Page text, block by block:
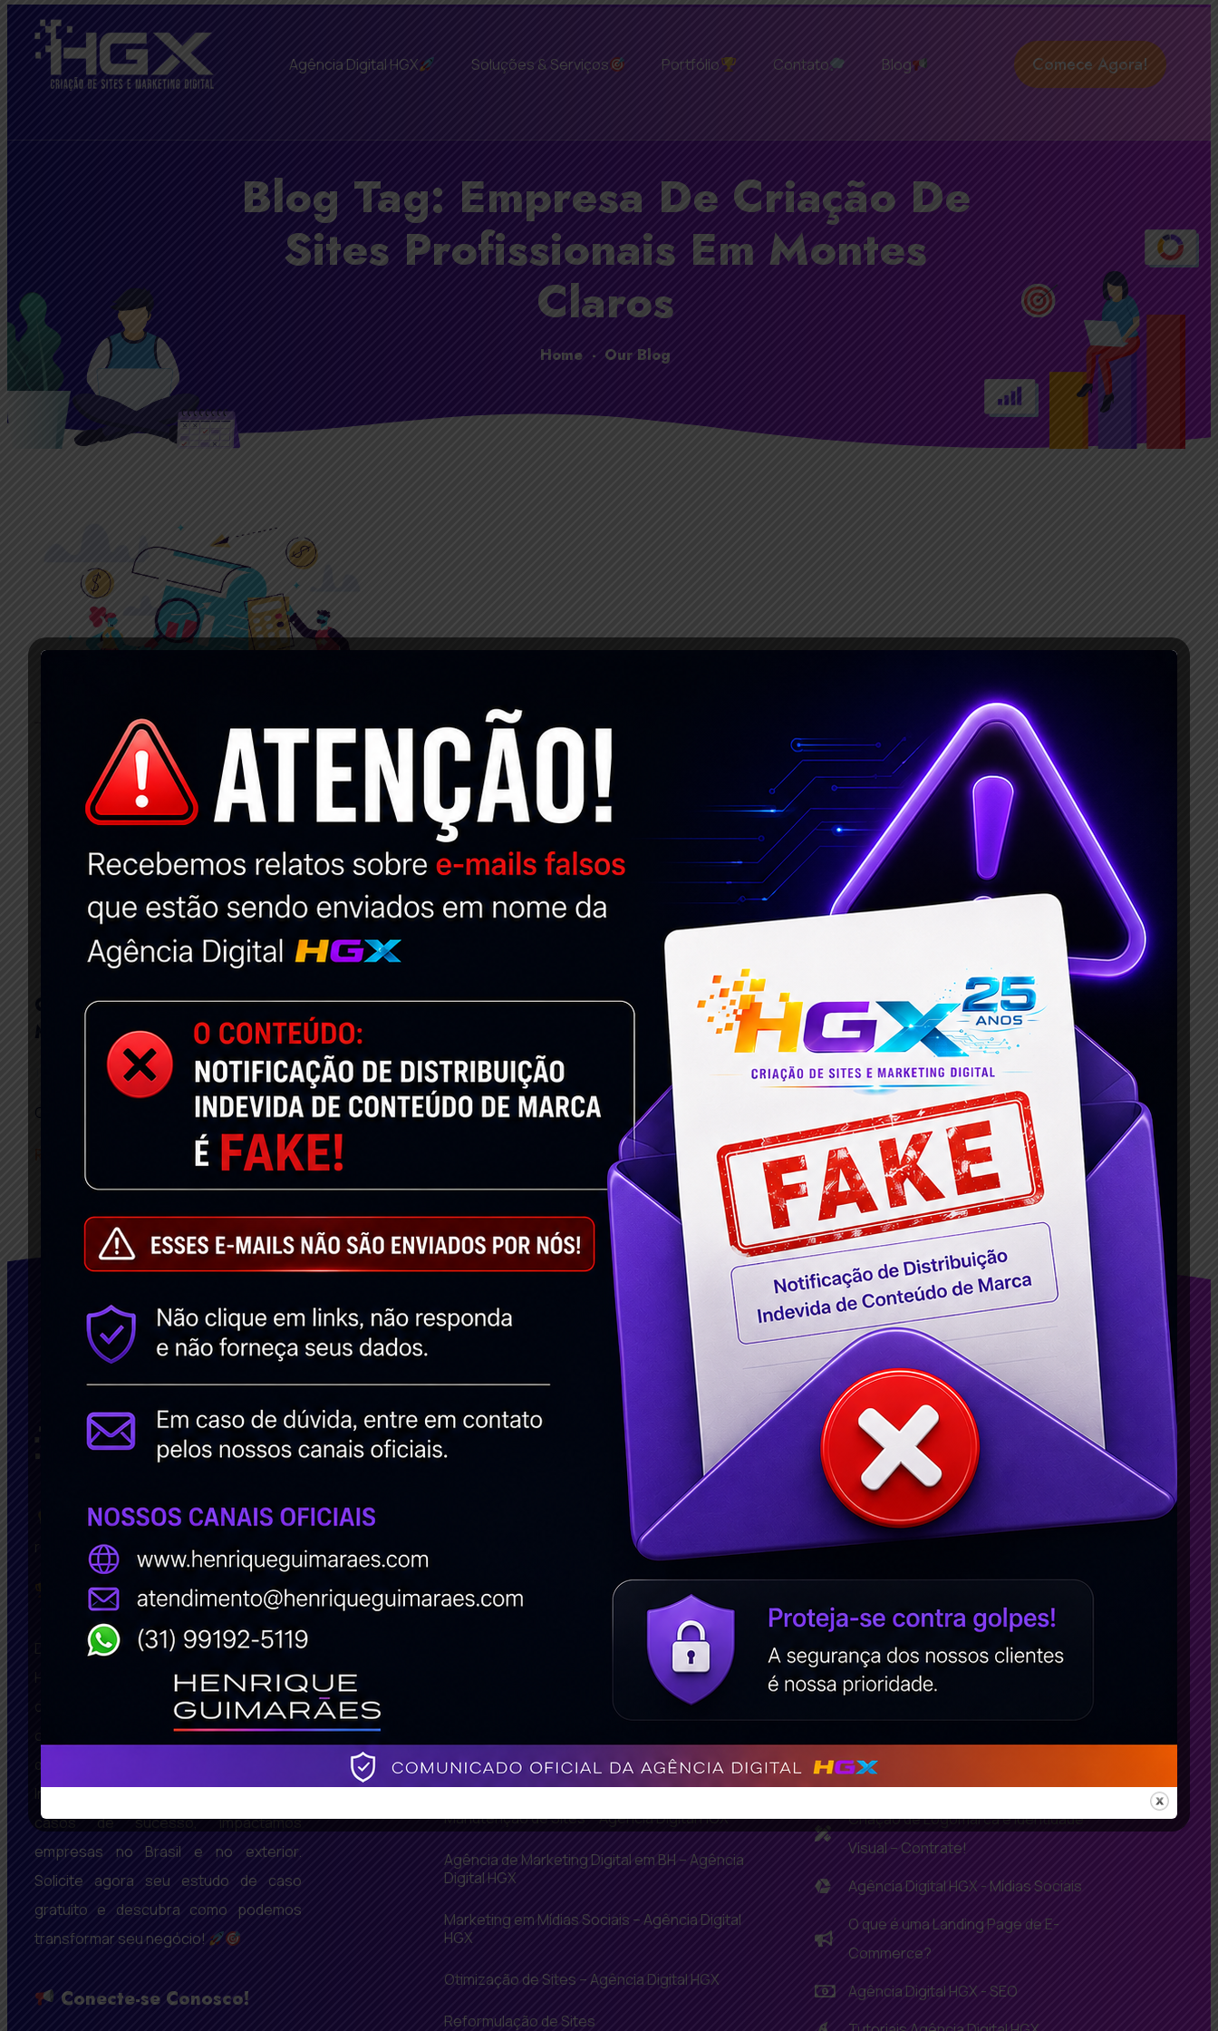
Agência Digital HGX Soluções & Serviços Portfólio Contato Blog Comece Agora!
Blog Tag: Empresa De Criação De
Sites Profissionais Em Montes
Claros
Home - Our Blog
Criação De Sites Profissionais Em
Montes Claros – MG
15 de junho de 2020 Nenhum comentário
Criação de Sites Profissionais em Montes Claros – MG
Facebook Twitter Email WhatsApp Telegram
Transformamamos suas ideias em
resultados!! Escreva para nós:
sucesso@henriqueguimaraes.com
Desde 2008, somos referência em Belo
Horizonte, São Paulo, Rio De Janeiro,
oferecendo soluções inovadoras em
criação de sites BH bem avaliados, SEO
de Alta Performance e Marketing Digital
Inteligente. Com um portfólio repleto de
casos de sucesso, impactamos
empresas no Brasil e no exterior.
Solicite agora seu estudo de caso
gratuito e descubra como podemos
transformar seu negócio!
Conecte-se Conosco!
Soluções Inteligentes
Agência de Google Adwords
Criação de Landing Page – Agência Digital
Criação de Loja Virtual BH – Agência Digital
HGX
Criação de Sites em WordPress
Criação de Vitrine Virtual – Agência Digital HGX
Inbound Marketing – Agência Digital HGX
Manutenção de Sites – Agência Digital HGX
Agência de Marketing Digital em BH – Agência
Digital HGX
Marketing em Mídias Sociais – Agência Digital
HGX
Otimização de Sites – Agência Digital HGX
Reformulação de Sites
Conteúdos
Agência de Google ADS em BH: Como
Contratar Serviços de Anúncio no
Google?
Criação de Sites: Porquê ter um site
para a sua empresa?
Como planejar o marketing de
conteúdo?
Marketing Digital: Como Contratar uma
Agência de Marketing Digital Ideal?
Criação de Logomarca e Identidade
Visual – Contrate!
Agência Digital HGX - Mídias Sociais
O que é uma Landing Page de E-
Commerce?
Agência Digital HGX - SEO